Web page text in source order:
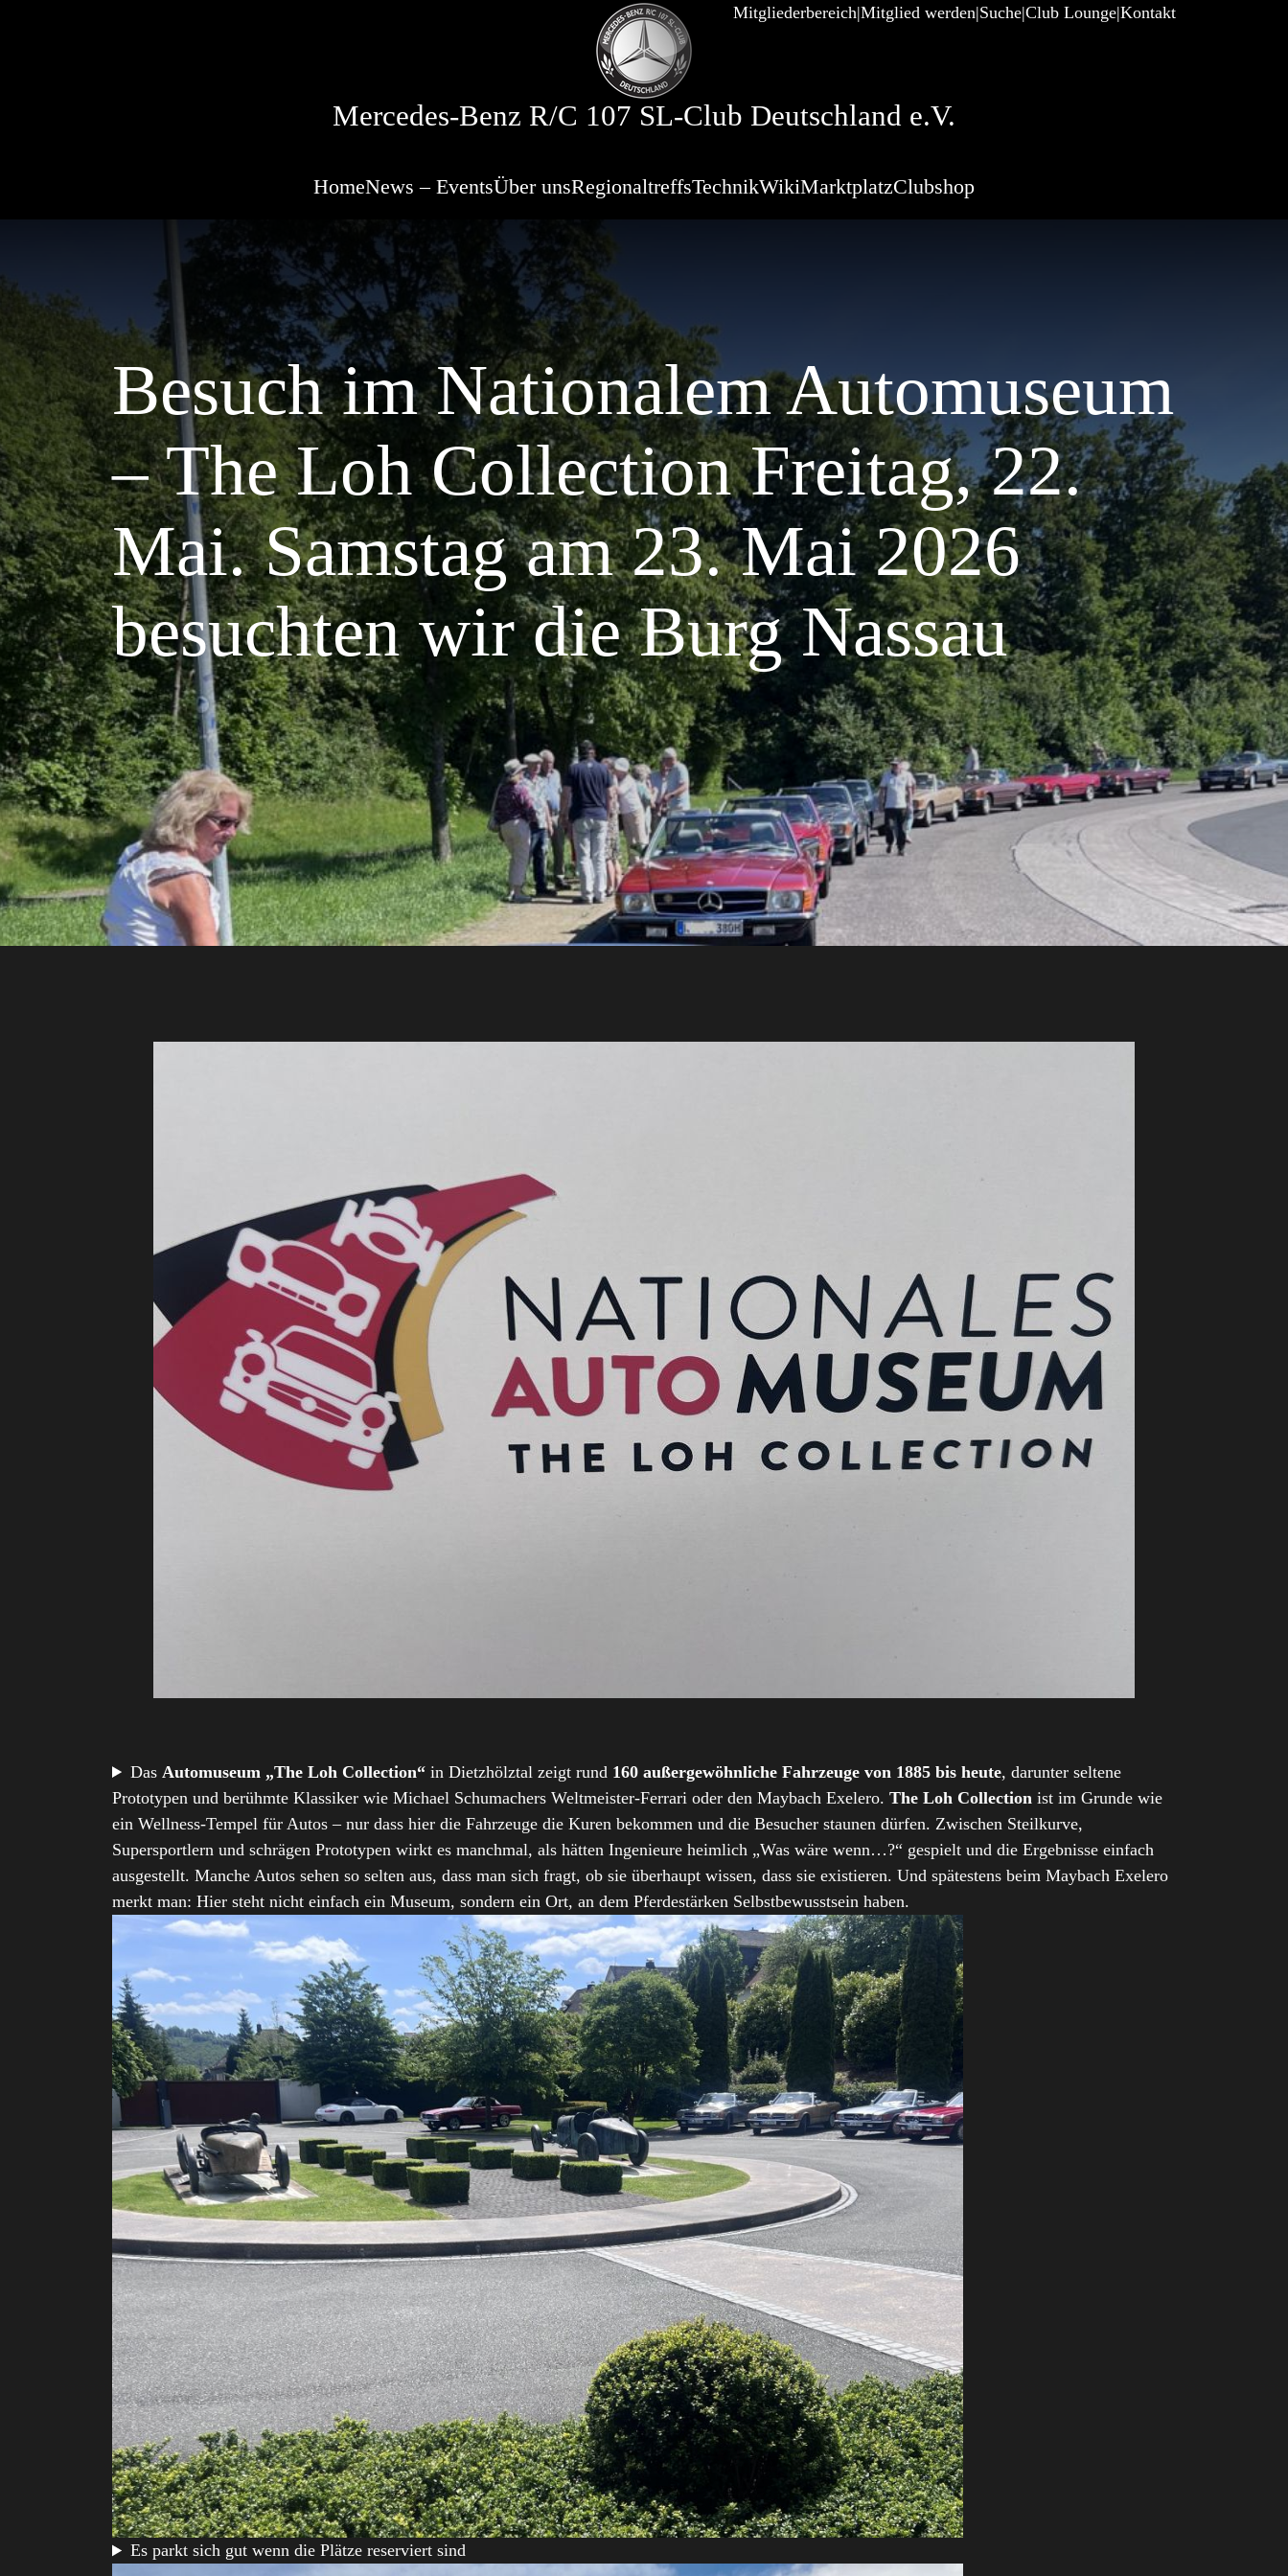
Mitgliederbereich Mitglied werden Suche Club Lounge Kontakt
Mercedes-Benz R/C 107 SL-Club Deutschland e.V.
HomeNews – EventsÜber unsRegionaltreffsTechnikWikiMarktplatzClubshop
Besuch im Nationalem Automuseum
– The Loh Collection Freitag, 22.
Mai. Samstag am 23. Mai 2026
besuchten wir die Burg Nassau
DasAutomuseum „The Loh Collection“ in Dietzhölztal zeigt rund 160 außergewöhnliche Fahrzeuge von 1885 bis heute, darunter seltene
Prototypen und berühmte Klassiker wie Michael Schumachers Weltmeister‑Ferrari oder den Maybach Exelero. The Loh Collection ist im Grunde wie
ein Wellness‑Tempel für Autos – nur dass hier die Fahrzeuge die Kuren bekommen und die Besucher staunen dürfen. Zwischen Steilkurve,
Supersportlern und schrägen Prototypen wirkt es manchmal, als hätten Ingenieure heimlich „Was wäre wenn…?“ gespielt und die Ergebnisse einfach
ausgestellt. Manche Autos sehen so selten aus, dass man sich fragt, ob sie überhaupt wissen, dass sie existieren. Und spätestens beim Maybach Exelero
merkt man: Hier steht nicht einfach ein Museum, sondern ein Ort, an dem Pferdestärken Selbstbewusstsein haben.
Es parkt sich gut wenn die Plätze reserviert sind